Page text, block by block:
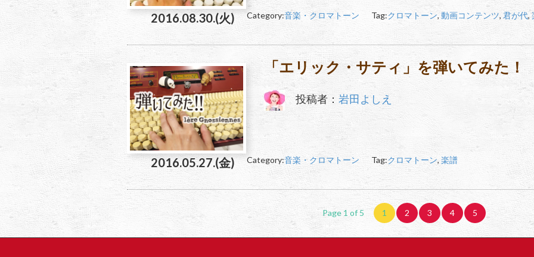
2016.08.30.(火) Category:音楽・クロマトーン Tag:クロマトーン, 動画コンテンツ, 君が代,
「エリック・サティ」を弾いてみた！
投稿者： 岩田よしえ
2016.05.27.(金) Category:音楽・クロマトーン Tag:クロマトーン, 楽譜
Page 1 of 5 1 2 3 4 5